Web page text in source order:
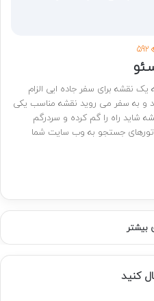
592
نقشه برای سفر جاده ایی الزام
و به سفر می روید نقشه مناسب یکی
شاید راه را گم کرده و سردرگم
جستجو به وب سایت شما
بیشتر
کنید